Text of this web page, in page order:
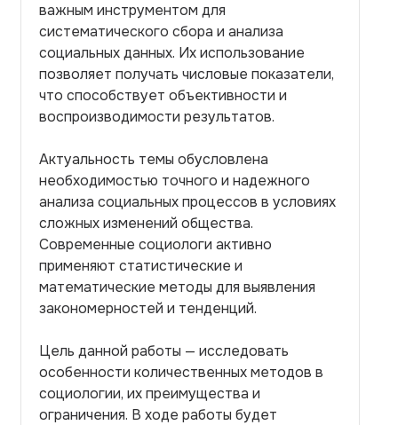
важным инструментом для
систематического сбора и анализа
социальных данных. Их использование
позволяет получать числовые показатели,
что способствует объективности и
воспроизводимости результатов.
Актуальность темы обусловлена
необходимостью точного и надежного
анализа социальных процессов в условиях
сложных изменений общества.
Современные социологи активно
применяют статистические и
математические методы для выявления
закономерностей и тенденций.
Цель данной работы — исследовать
особенности количественных методов в
социологии, их преимущества и
ограничения. В ходе работы будет